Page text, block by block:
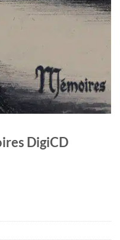
DigiCD